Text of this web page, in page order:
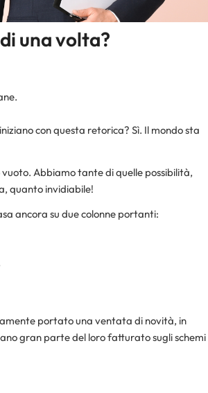
una volta?
con questa retorica? Sì. Il mondo sta
vuoto. Abbiamo tante di quelle possibilità,
quanto invidiabile!
ancora su due colonne portanti:
portato una ventata di novità, in
gran parte del loro fatturato sugli schemi